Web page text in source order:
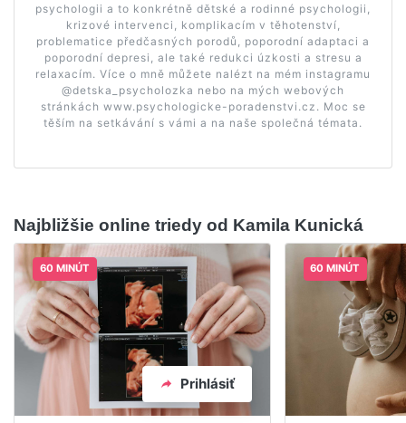
psychologii a to konkrétně dětské a rodinné psychologii,
krizové intervenci, komplikacím v těhotenství,
problematice předčasných porodů, poporodní adaptaci a
poporodní depresi, ale také redukci úzkosti a stresu a
relaxacím. Více o mně můžete nalézt na mém instagramu
@detska_psycholozka nebo na mých webových
stránkách www.psychologicke-poradenstvi.cz. Moc se
těším na setkávání s vámi a na naše společná témata.
Najbližšie online triedy od Kamila Kunická
60 MINÚT
Prihlásiť
60 MINÚT